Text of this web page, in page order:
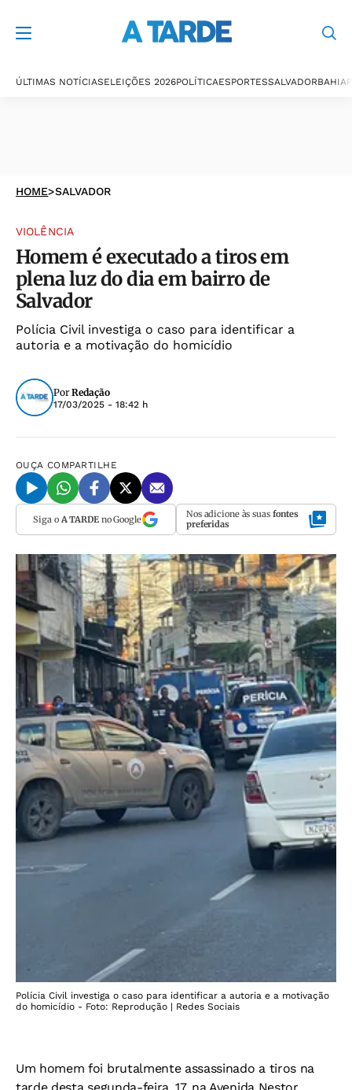
ÚLTIMAS NOTÍCIASELEIÇÕES 2026POLÍTICAESPORTESSALVADORBAHIA
HOME>SALVADOR
VIOLÊNCIA
Homem é executado a tiros em
plena luz do dia em bairro de
Salvador
Polícia Civil investiga o caso para identificar a
autoria e a motivação do homicídio
Por Redação
17/03/2025 - 18:42 h
OUÇA COMPARTILHE
Siga o A TARDEno Google Nos adicione às suas fontes
preferidas
Polícia Civil investiga o caso para identificar a autoria e a motivação
do homicídio - Foto: Reprodução | Redes Sociais
Um homem foi brutalmente assassinado a tiros na